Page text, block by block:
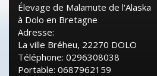
Élevage de Malamute de l'Alaska
à Dolo en Bretagne
Adresse:
La ville Bréheu, 22270 DOLO
Téléphone: 0296308038
Portable: 0687962159